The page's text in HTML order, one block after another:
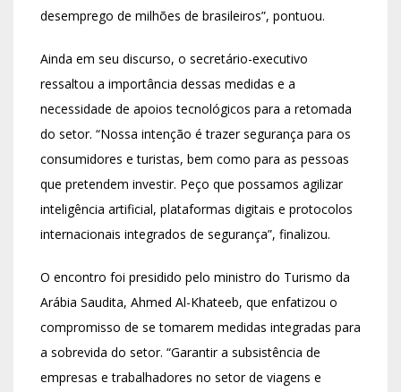
desemprego de milhões de brasileiros”, pontuou.
Ainda em seu discurso, o secretário-executivo
ressaltou a importância dessas medidas e a
necessidade de apoios tecnológicos para a retomada
do setor. “Nossa intenção é trazer segurança para os
consumidores e turistas, bem como para as pessoas
que pretendem investir. Peço que possamos agilizar
inteligência artificial, plataformas digitais e protocolos
internacionais integrados de segurança”, finalizou.
O encontro foi presidido pelo ministro do Turismo da
Arábia Saudita, Ahmed Al-Khateeb, que enfatizou o
compromisso de se tomarem medidas integradas para
a sobrevida do setor. “Garantir a subsistência de
empresas e trabalhadores no setor de viagens e